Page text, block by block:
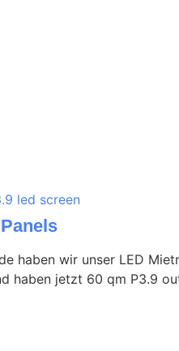
haben wir unser LED
haben jetzt 60 qm P3.9